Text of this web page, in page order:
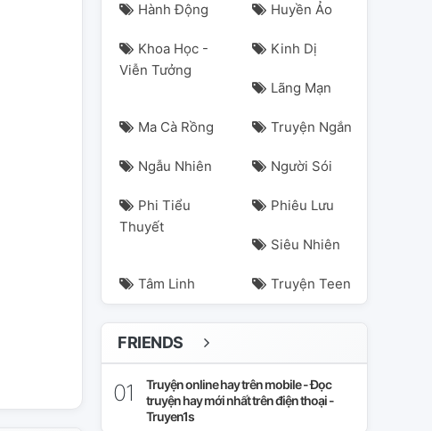
thuyhoanhutuyet
Hành Động Huyền Ảo
Khoa Học -
Viễn Tưởng
Kinh Dị
Lãng Mạn
Ma Cà Rồng Truyện Ngắn
Ngẫu Nhiên Người Sói
Phi Tiểu
Thuyết
Phiêu Lưu
Siêu Nhiên
Tâm Linh Truyện Teen
FRIENDS
Truyện online hay trên mobile - Đọc
truyện hay mới nhất trên điện thoại -
Truyen1s